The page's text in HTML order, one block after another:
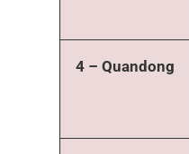
4 – Quandong